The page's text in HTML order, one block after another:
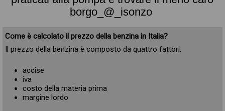
borgo_@_isonzo
Come è calcolato il prezzo della benzina in Italia?
Il prezzo della benzina è composto da quattro fattori:
accise
iva
costo della materia prima
margine lordo